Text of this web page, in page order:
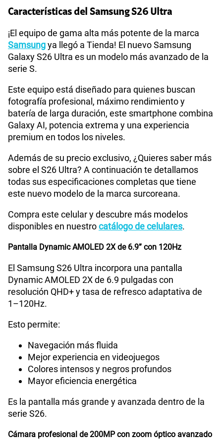
Sistema operativo Android 16
WiFI
Bluetooth
Cámara de fotos Frontal 12MP
Radio FM
Capacidad Memoria Interna
GPS
Reconocimiento Facial
Características del Samsung S26 Ultra
¡El equipo de gama alta más potente de la marca
Samsungya llegó a Tienda! El nuevo Samsung
Galaxy S26 Ultra es un modelo más avanzado de la
serie S.
Este equipo está diseñado para quienes buscan
fotografía profesional, máximo rendimiento y
batería de larga duración, este smartphone combina
Galaxy AI, potencia extrema y una experiencia
premium en todos los niveles.
Además de su precio exclusivo, ¿Quieres saber más
sobre el S26 Ultra? A continuación te detallamos
todas sus especificaciones completas que tiene
este nuevo modelo de la marca surcoreana.
Compra este celular y descubre más modelos
disponibles en nuestrocatálogo de celulares.
Pantalla Dynamic AMOLED 2X de 6.9” con 120Hz
El Samsung S26 Ultra incorpora una pantalla
Dynamic AMOLED 2X de 6.9 pulgadas con
resolución QHD+ y tasa de refresco adaptativa de
1–120Hz.
Esto permite:
Navegación más fluida
Mejor experiencia en videojuegos
Colores intensos y negros profundos
Mayor eficiencia energética
Es la pantalla más grande y avanzada dentro de la
serie S26.
Cámara profesional de 200MP con zoom óptico avanzado